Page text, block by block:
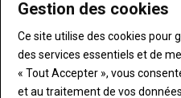
BodyChoisissez votre
compte pour
Lien Créez
Gestion des cookies
Ce site utilise des cookies pour
des services essentiels et de
« Tout Accepter », vous
et au traitement de vos